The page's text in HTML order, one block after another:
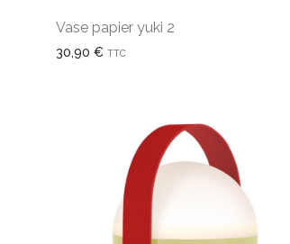
Vase papier yuki 2
30,90 € TTC